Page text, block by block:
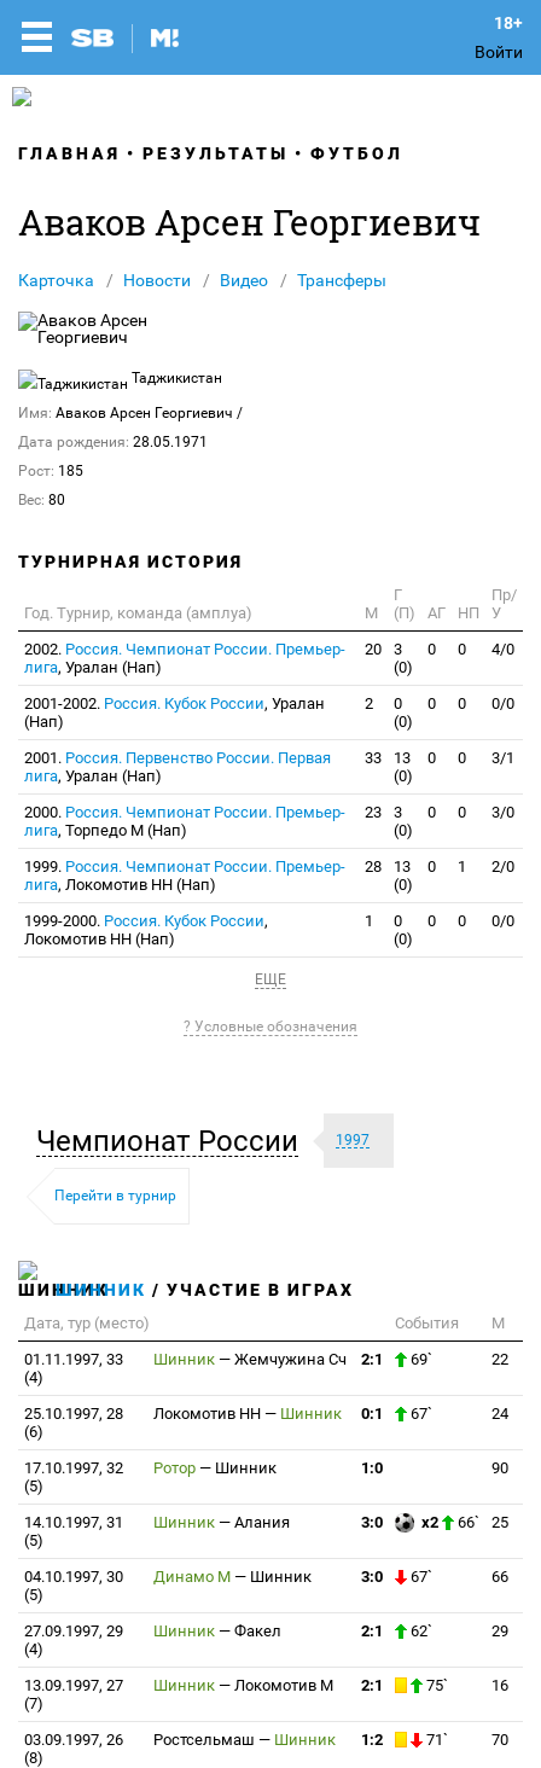
Войти
ГЛАВНАЯ РЕЗУЛЬТАТЫ ФУТБОЛ
Аваков Арсен Георгиевич
Карточка Новости Видео Трансферы
Таджикистан
Имя: Аваков Арсен Георгиевич /
Дата рождения: 28.05.1971
Рост: 185
Вес: 80
ТУРНИРНАЯ ИСТОРИЯ
Год. Турнир, команда (амплуа) М
Г
(П)
АГ НП
Пр/
У
2002. Россия. Чемпионат России. Премьер-
лига, Уралан (Нап)
20
3
(0)
0 0 4/0
2001-2002. Россия. Кубок России, Уралан
(Нап)
2
0
(0)
0 0 0/0
2001. Россия. Первенство России. Первая
лига, Уралан (Нап)
33
13
(0)
0 0 3/1
2000. Россия. Чемпионат России. Премьер-
лига, Торпедо М (Нап)
23
3
(0)
0 0 3/0
1999. Россия. Чемпионат России. Премьер-
лига, Локомотив НН (Нап)
28
13
(0)
0 1 2/0
1999-2000. Россия. Кубок России,
Локомотив НН (Нап)
1
0
(0)
0 0 0/0
ЕЩЕ
? Условные обозначения
Чемпионат России 1997
Перейти в турнир
ШИННИК / УЧАСТИЕ В ИГРАХ
Дата, тур (место) События
М
01.11.1997, 33
(4)
Шинник — Жемчужина Сч 2:1 69` 22
25.10.1997, 28
(6)
Локомотив НН — Шинник 0:1 67` 24
17.10.1997, 32
(5)
Ротор — Шинник 1:0 90
14.10.1997, 31
(5)
Шинник — Алания 3:0 x2 66` 25
04.10.1997, 30
(5)
Динамо М — Шинник 3:0 67` 66
27.09.1997, 29
(4)
Шинник — Факел 2:1 62` 29
13.09.1997, 27
(7)
Шинник — Локомотив М 2:1 75` 16
03.09.1997, 26
(8)
Ростсельмаш — Шинник 1:2 71` 70